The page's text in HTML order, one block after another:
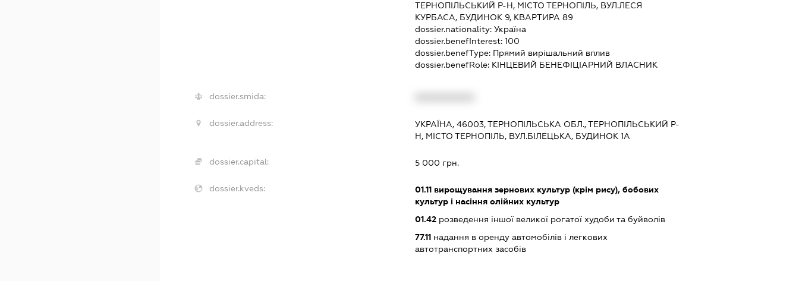
ТЕРНОПІЛЬСЬКИЙ Р-Н, МІСТО ТЕРНОПІЛЬ, ВУЛ.ЛЕСЯ
КУРБАСА, БУДИНОК 9, КВАРТИРА 89
dossier.nationality: Україна
dossier.benefInterest: 100
dossier.benefType: Прямий вирішальний вплив
dossier.benefRole: КІНЦЕВИЙ БЕНЕФІЦІАРНИЙ ВЛАСНИК
dossier.smida:
dossier.address:
УКРАЇНА, 46003, ТЕРНОПІЛЬСЬКА ОБЛ., ТЕРНОПІЛЬСЬКИЙ Р-
Н, МІСТО ТЕРНОПІЛЬ, ВУЛ.БІЛЕЦЬКА, БУДИНОК 1А
dossier.capital: 5 000 грн.
dossier.kveds: 01.11вирощування зернових культур (крім рису), бобових
культур і насіння олійних культур
01.42розведення іншої великої рогатої худоби та буйволів
77.11надання в оренду автомобілів і легкових
автотранспортних засобів